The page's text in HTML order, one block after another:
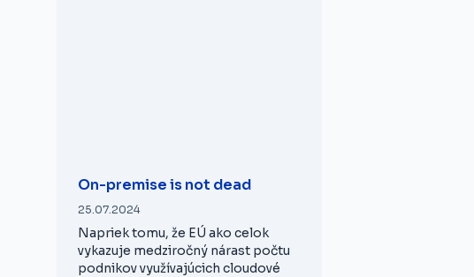
On-premise is not dead
25.07.2024
Napriek tomu, že EÚ ako celok
vykazuje medziročný nárast počtu
podnikov využívajúcich cloudové